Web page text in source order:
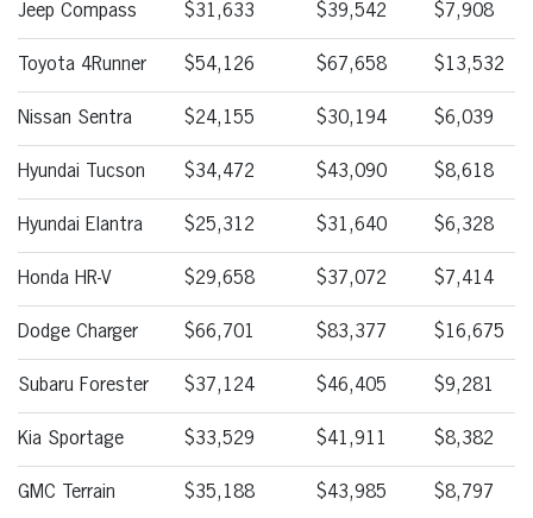
Jeep Compass $31,633 $39,542 $7,908
Toyota 4Runner $54,126 $67,658 $13,532
Nissan Sentra $24,155 $30,194 $6,039
Hyundai Tucson $34,472 $43,090 $8,618
Hyundai Elantra $25,312 $31,640 $6,328
Honda HR-V $29,658 $37,072 $7,414
Dodge Charger $66,701 $83,377 $16,675
Subaru Forester $37,124 $46,405 $9,281
Kia Sportage $33,529 $41,911 $8,382
GMC Terrain $35,188 $43,985 $8,797